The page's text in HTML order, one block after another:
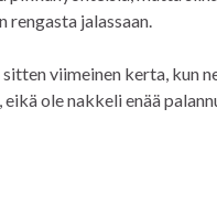
rengasta jalassaan.
viimeinen kerta, kun
ole nakkeli enää